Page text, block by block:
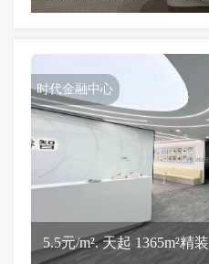
时代金融中心
5.5元/m². 天起 1365m²精装